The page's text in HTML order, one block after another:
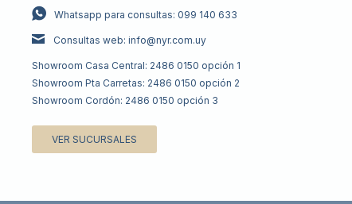
Whatsapp para consultas: 099 140 633
Consultas web: info@nyr.com.uy
Showroom Casa Central: 2486 0150 opción 1
Showroom Pta Carretas: 2486 0150 opción 2
Showroom Cordón: 2486 0150 opción 3
VER SUCURSALES